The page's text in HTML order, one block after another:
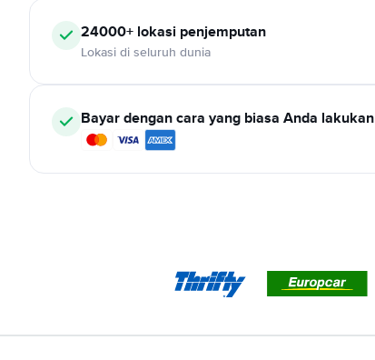
24000+ lokasi penjemputan
Lokasi di seluruh dunia
Bayar dengan cara yang biasa Anda lakukan